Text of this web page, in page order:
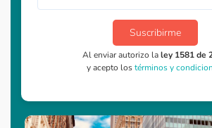
Suscribirme
Al enviar autorizo laley 1581 de
y acepto lostérminos y